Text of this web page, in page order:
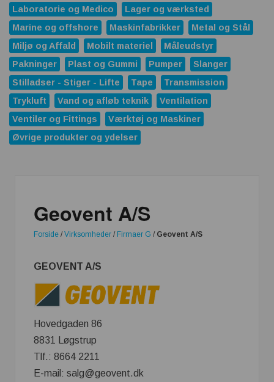
Laboratorie og Medico
Lager og værksted
Marine og offshore
Maskinfabrikker
Metal og Stål
Miljø og Affald
Mobilt materiel
Måleudstyr
Pakninger
Plast og Gummi Pumper
Slanger
Stilladser - Stiger - Lifte
Tape
Transmission
Trykluft
Vand og afløb teknik
Ventilation
Ventiler og Fittings
Værktøj og Maskiner
Øvrige produkter og ydelser
Geovent A/S
Forside / Virksomheder / Firmaer G / Geovent A/S
GEOVENT A/S
Hovedgaden 86
8831 Løgstrup
Tlf.: 8664 2211
E-mail: salg@geovent.dk